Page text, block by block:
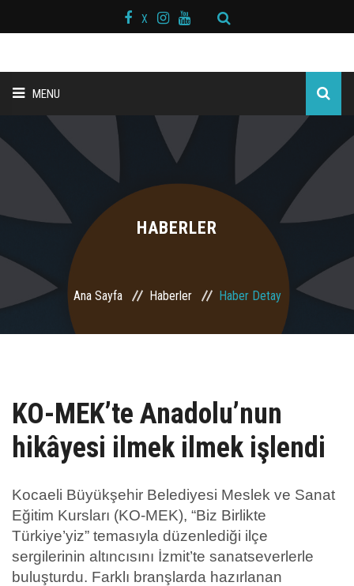
X
MENU
ANA SAYFA
BAŞKAN MESAJI
HAKKIMIZDA
KURS MERKEZLERİ
BRANŞLAR
KAYIT OL /GIRIŞ YAP
İLETİŞİM
HABERLER
Ana Sayfa Haberler Haber Detay
KO-MEK’te Anadolu’nun
hikâyesi ilmek ilmek işlendi
Kocaeli Büyükşehir Belediyesi Meslek ve Sanat
Eğitim Kursları (KO-MEK), “Biz Birlikte
Türkiye’yiz” temasıyla düzenlediği ilçe
sergilerinin altıncısını İzmit’te sanatseverlerle
buluşturdu. Farklı branşlarda hazırlanan